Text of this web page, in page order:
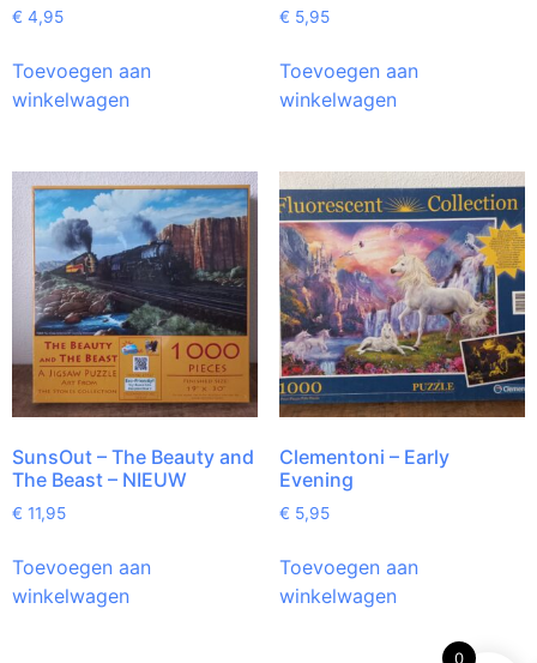
€ 4,95
Toevoegen aan
winkelwagen
€ 5,95
Toevoegen aan
winkelwagen
SunsOut – The Beauty and
The Beast – NIEUW
€ 11,95
Toevoegen aan
winkelwagen
Clementoni – Early
Evening
€ 5,95
Toevoegen aan
winkelwagen
0